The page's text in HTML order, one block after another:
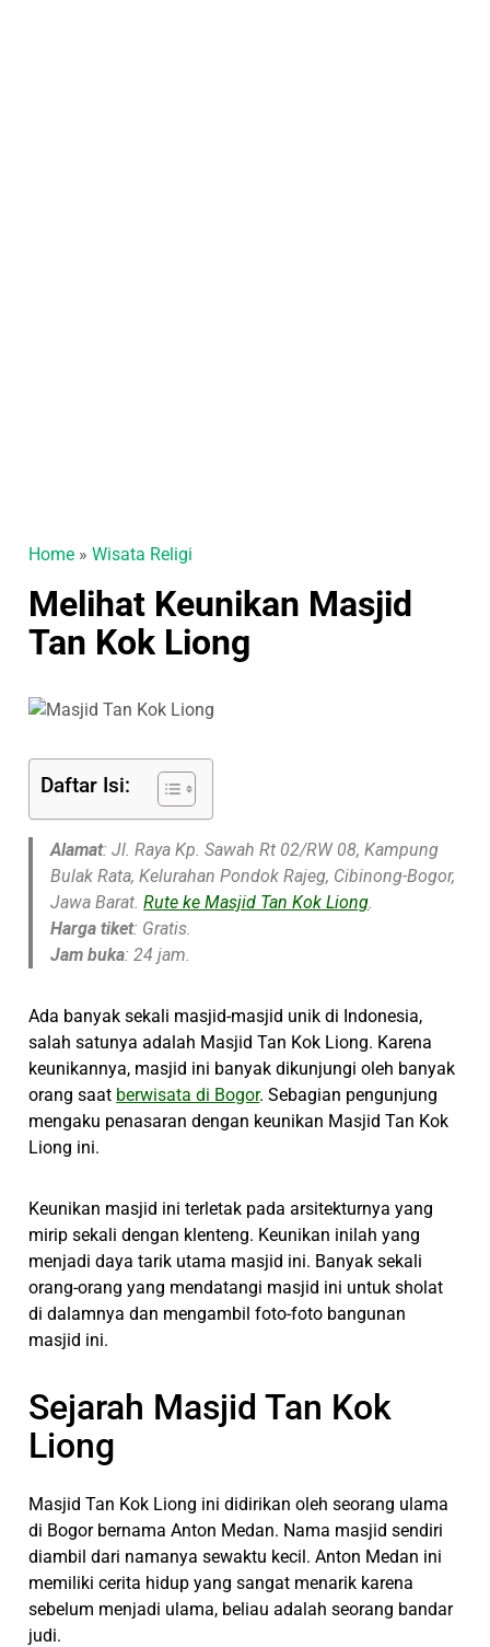
Home »Wisata Religi
Melihat Keunikan Masjid
Tan Kok Liong
Daftar Isi:
Alamat: Jl. Raya Kp. Sawah Rt 02/RW 08, Kampung
Bulak Rata, Kelurahan Pondok Rajeg, Cibinong-Bogor,
Jawa Barat.Rute ke Masjid Tan Kok Liong.
Harga tiket: Gratis.
Jam buka: 24 jam.
Ada banyak sekali masjid-masjid unik di Indonesia,
salah satunya adalah Masjid Tan Kok Liong. Karena
keunikannya, masjid ini banyak dikunjungi oleh banyak
orang saat berwisata di Bogor. Sebagian pengunjung
mengaku penasaran dengan keunikan Masjid Tan Kok
Liong ini.
Keunikan masjid ini terletak pada arsitekturnya yang
mirip sekali dengan klenteng. Keunikan inilah yang
menjadi daya tarik utama masjid ini. Banyak sekali
orang-orang yang mendatangi masjid ini untuk sholat
di dalamnya dan mengambil foto-foto bangunan
masjid ini.
Sejarah Masjid Tan Kok
Liong
Masjid Tan Kok Liong ini didirikan oleh seorang ulama
di Bogor bernama Anton Medan. Nama masjid sendiri
diambil dari namanya sewaktu kecil. Anton Medan ini
memiliki cerita hidup yang sangat menarik karena
sebelum menjadi ulama, beliau adalah seorang bandar
judi.